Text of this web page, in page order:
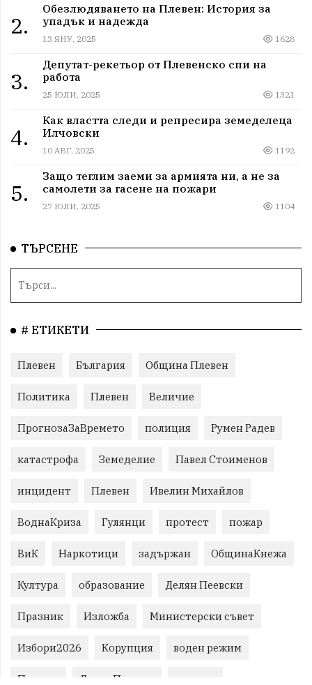
2.
Обезлюдяването на Плевен: История за
упадък и надежда
13 ЯНУ, 2025 1628
3.
Депутат-рекетьор от Плевенско спи на
работа
25 ЮЛИ, 2025 1321
4.
Как властта следи и репресира земеделеца
Илчовски
10 АВГ, 2025 1192
5.
Защо теглим заеми за армията ни, а не за
самолети за гасене на пожари
27 ЮЛИ, 2025 1104
ТЪРСЕНЕ
# ЕТИКЕТИ
Плевен България Община Плевен
Политика Плевен Величие
ПрогнозаЗаВремето полиция Румен Радев
катастрофа Земеделие Павел Стоименов
инцидент Плевен Ивелин Михайлов
ВоднаКриза Гулянци протест пожар
ВиК Наркотици задържан ОбщинаКнежа
Култура образование Делян Пеевски
Празник Изложба Министерски съвет
Избори2026 Корупция воден режим
Пожари ЛетниПожари